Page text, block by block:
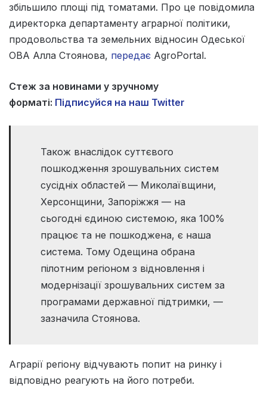
збільшило площі під томатами. Про це повідомила
директорка департаменту аграрної політики,
продовольства та земельних відносин Одеської
ОВА Алла Стоянова, передає AgroPortal.
Стеж за новинами у зручному
форматі: Підписуйся на наш Twitter
Також внаслідок суттєвого
пошкодження зрошувальних систем
сусідніх областей — Миколаївщини,
Херсонщини, Запоріжжя — на
сьогодні єдиною системою, яка 100%
працює та не пошкоджена, є наша
система. Тому Одещина обрана
пілотним регіоном з відновлення і
модернізації зрошувальних систем за
програмами державної підтримки, —
зазначила Стоянова.
Аграрії регіону відчувають попит на ринку і
відповідно реагують на його потреби.